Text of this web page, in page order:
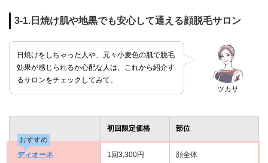
3-1.日焼け肌や地黒でも安心して通える顔脱毛サロン
ツカサ
日焼けをしちゃった人や、元々小麦色の肌で脱毛
効果が感じられるか心配な人は、これから紹介す
るサロンをチェックしてみて。
初回限定価格
部位
おすすめ
ディオーネ
1回3,300円 顔全体